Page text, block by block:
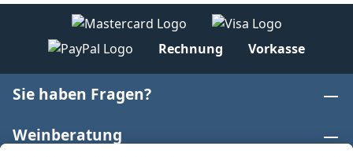
Rechnung Vorkasse
Sie haben Fragen?
Weinberatung